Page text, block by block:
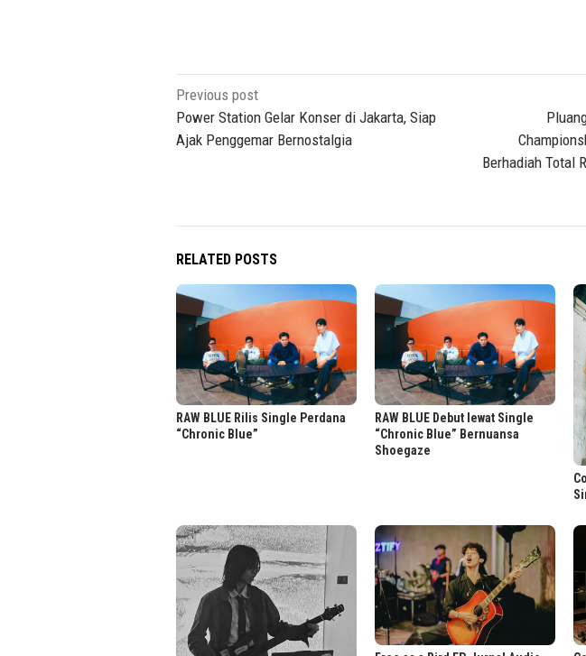
Post
navigation
Previous post
Power Station Gelar Konser di Jakarta, Siap
Ajak Penggemar Bernostalgia
Berhadiah Total
RELATED POSTS
RAW BLUE Rilis Single Perdana
“Chronic Blue”
RAW BLUE Debut lewat Single
“Chronic Blue” Bernuansa
Shoegaze